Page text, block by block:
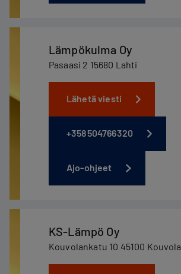
Lämpökulma Oy
Pasaasi 2 15680 Lahti
Lähetä viesti
+358504766320
Ajo-ohjeet
KS-Lämpö Oy
Kouvolankatu 10 45100 Kouvola